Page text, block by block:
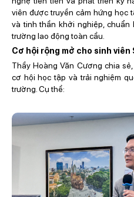
viên được truyền cảm hứng học
và tinh thần khởi nghiệp,
trường lao động toàn cầu.
Cơ hội rộng mở cho sinh viên
Thầy Hoàng Văn Cương chia
cơ hội học tập và trải nghiệm
trường. Cụ thể: